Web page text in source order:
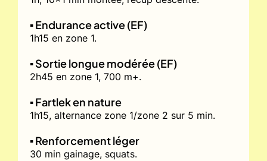
▪️ Endurance active (EF)
1h15 en zone 1.
▪️ Sortie longue modérée (EF)
2h45 en zone 1, 700 m+.
▪️ Fartlek en nature
1h15, alternance zone 1/zone 2 sur 5 min.
▪️ Renforcement léger
30 min gainage, squats.